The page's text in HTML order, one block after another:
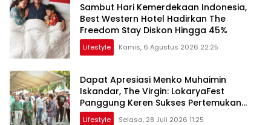
Sambut Hari Kemerdekaan Indonesia,
Best Western Hotel Hadirkan The
Freedom Stay Diskon Hingga 45%
Lifestyle Kamis, 6 Agustus 2026 22:25
Dapat Apresiasi Menko Muhaimin
Iskandar, The Virgin: LokaryaFest
Panggung Keren Sukses Pertemukan
Kolaborasi Apik
Lifestyle Selasa, 28 Juli 2026 11:25